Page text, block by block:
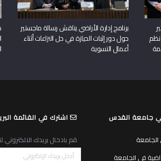
نظم
برنامج إدارة الأراضي يناقش رسالة ماجستير
حول دور إثبات الحيازة في حل النزاعات أثناء
أعمال التسوية
جامعة القدس
الجامعة
في الجامعة
اشترك في القائمة
قم بادخال بريدك الالكتروني